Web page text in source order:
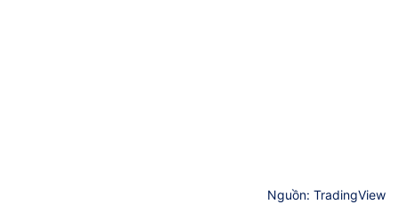
Nguồn: TradingView